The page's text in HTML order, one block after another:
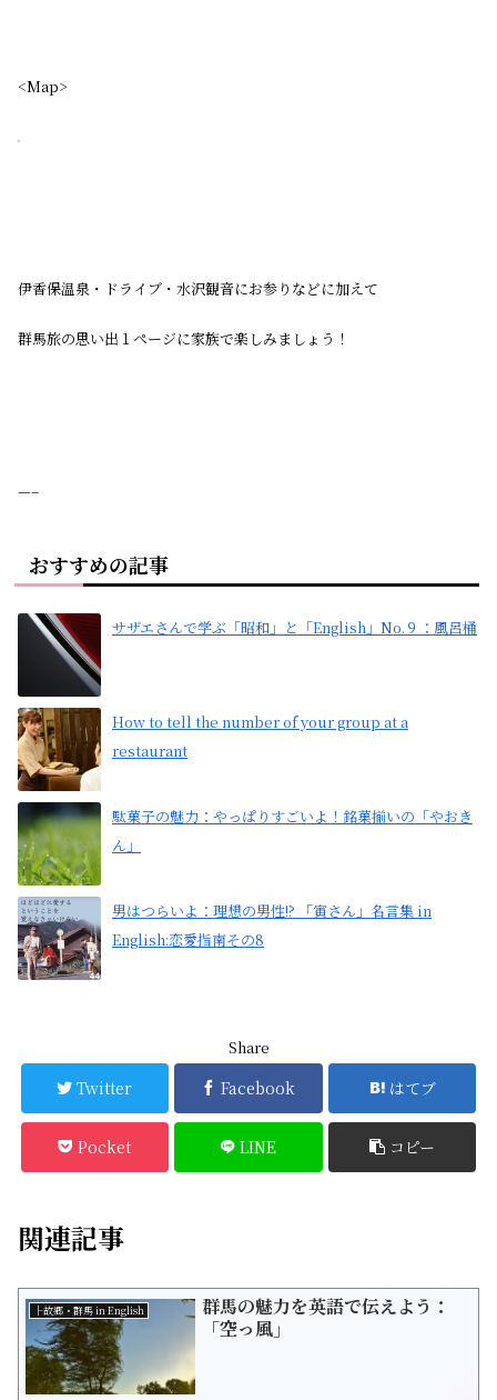
<Map>
伊香保温泉・ドライブ・水沢観音にお参りなどに加えて
群馬旅の思い出１ページに家族で楽しみましょう！
—–
おすすめの記事
サザエさんで学ぶ「昭和」と「English」No.９：風呂桶
How to tell the number of your group at a
restaurant
駄菓子の魅力：やっぱりすごいよ！銘菓揃いの「やおき
ん」
男はつらいよ：理想の男性!? 「寅さん」名言集 in
English:恋愛指南その8
Share
Twitter Facebook はてブ
Pocket LINE コピー
関連記事
├故郷・群馬 in English
群馬の魅力を英語で伝えよう：
「空っ風」